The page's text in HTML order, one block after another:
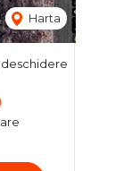
Harta
deschidere